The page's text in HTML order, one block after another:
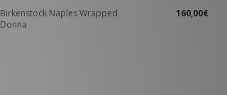
Birkenstock Naples Wrapped
Donna
160,00€